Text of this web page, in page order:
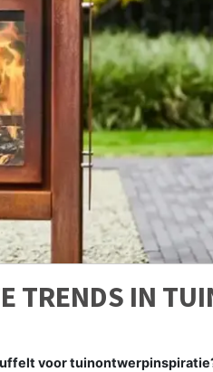
TRENDS IN
voor